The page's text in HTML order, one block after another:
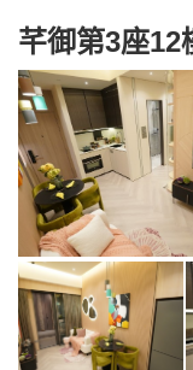
芊御第3座12